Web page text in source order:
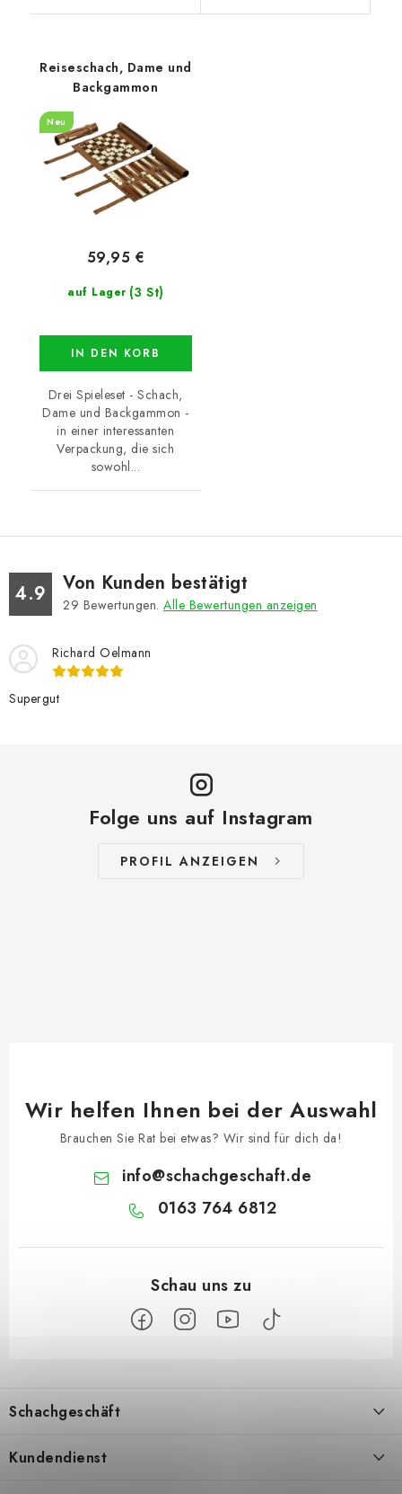
Reiseschach, Dame und
Backgammon
Neu
auf Lager (3 St)
59,95 €
IN DEN KORB
Drei Spieleset - Schach,
Dame und Backgammon -
in einer interessanten
Verpackung, die sich
sowohl...
4.9 Von Kunden bestätigt
29 Bewertungen. Alle Bewertungen anzeigen
Richard Oelmann
Supergut
Folge uns auf Instagram
PROFIL ANZEIGEN
Wir helfen Ihnen bei der Auswahl
Brauchen Sie Rat bei etwas? Wir sind für dich da!
info@schachgeschaft.de
0163 764 6812
ß
z
e
Schachgeschäft
Kundendienst